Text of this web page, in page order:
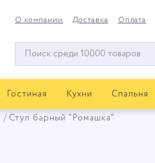
О компании Доставка Оплата
Окно
поиска
Гостиная Кухни Спальня
Стул барный "Ромашка"